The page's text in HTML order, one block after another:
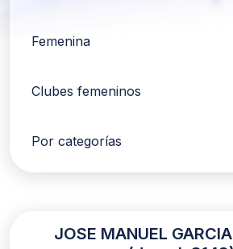
Femenina
Clubes femeninos
Por categorías
JOSE MANUEL